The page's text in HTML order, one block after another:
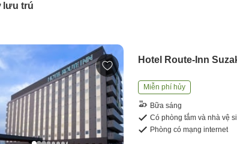
lưu trú
Hotel Route-Inn
Miễn phí hủy
Bữa sáng
Có phòng tắm và nhà vệ
Phòng có mạng internet